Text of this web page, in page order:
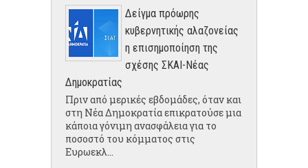
Δείγμα πρόωρης
κυβερνητικής αλαζονείας
η επισημοποίηση της
σχέσης ΣΚΑΙ-Νέας
Δημοκρατίας
Πριν από μερικές εβδομάδες, όταν και
στη Νέα Δημοκρατία επικρατούσε μια
κάποια γόνιμη ανασφάλεια για το
ποσοστό του κόμματος στις
Ευρωεκλ...